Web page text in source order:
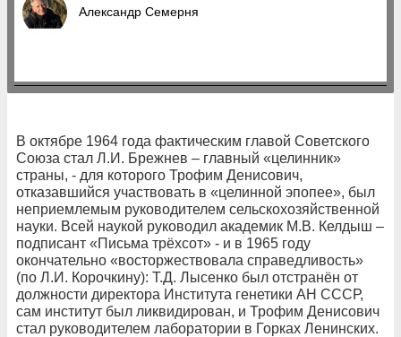
Александр Семерня
В октябре 1964 года фактическим главой Советского
Союза стал Л.И. Брежнев – главный «целинник»
страны, - для которого Трофим Денисович,
отказавшийся участвовать в «целинной эпопее», был
неприемлемым руководителем сельскохозяйственной
науки. Всей наукой руководил академик М.В. Келдыш –
подписант «Письма трёхсот» - и в 1965 году
окончательно «восторжествовала справедливость»
(по Л.И. Корочкину): Т.Д. Лысенко был отстранён от
должности директора Института генетики АН СССР,
сам институт был ликвидирован, и Трофим Денисович
стал руководителем лаборатории в Горках Ленинских.